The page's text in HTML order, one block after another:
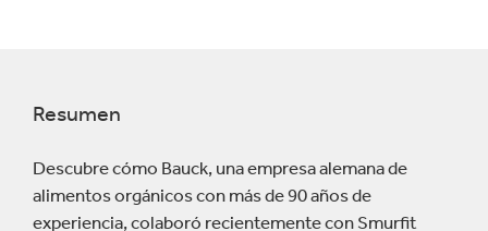
Resumen
Descubre cómo Bauck, una empresa alemana de
alimentos orgánicos con más de 90 años de
experiencia, colaboró recientemente con Smurfit